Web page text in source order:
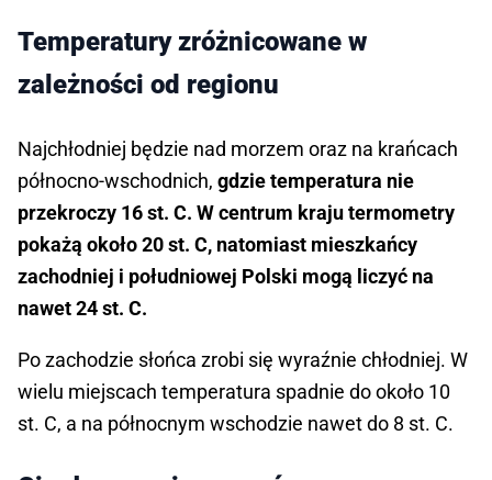
Temperatury zróżnicowane w
zależności od regionu
Najchłodniej będzie nad morzem oraz na krańcach
północno-wschodnich, gdzie temperatura nie
przekroczy 16 st. C. W centrum kraju termometry
pokażą około 20 st. C, natomiast mieszkańcy
zachodniej i południowej Polski mogą liczyć na
nawet 24 st. C.
Po zachodzie słońca zrobi się wyraźnie chłodniej. W
wielu miejscach temperatura spadnie do około 10
st. C, a na północnym wschodzie nawet do 8 st. C.